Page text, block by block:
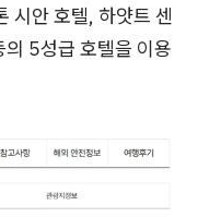
시안 호텔, 하얏트 센
5성급 호텔을 이용